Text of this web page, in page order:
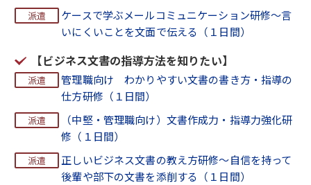
ケースで学ぶメールコミュニケーション研修～言
いにくいことを文面で伝える（１日間）
【ビジネス文書の指導方法を知りたい】
管理職向け わかりやすい文書の書き方・指導の
仕方研修（１日間）
（中堅・管理職向け）文書作成力・指導力強化研
修（１日間）
正しいビジネス文書の教え方研修～自信を持って
後輩や部下の文書を添削する（１日間）